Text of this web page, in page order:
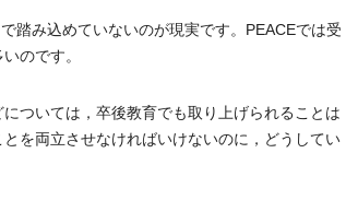
み込めていないのが現実です。PEACEでは受
のです。
ついては，卒後教育でも取り上げられることは
を両立させなければいけないのに，どうしてい